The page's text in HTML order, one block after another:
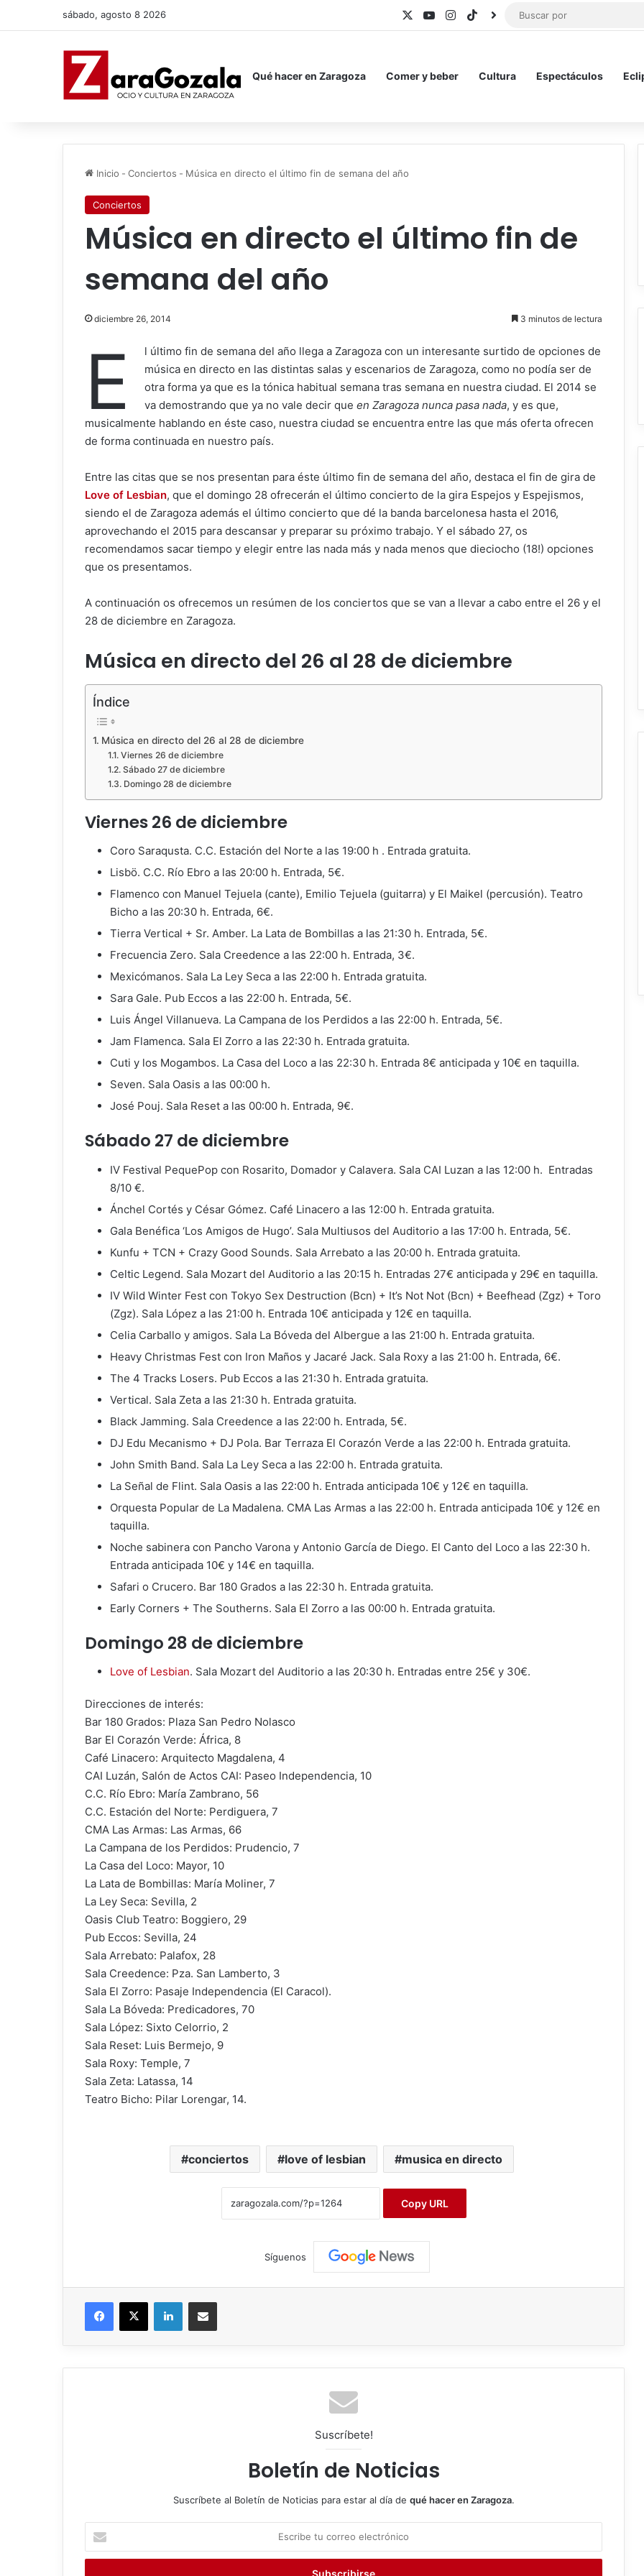
sábado, agosto 8 2026 YouTubeInstagram
TikTokBlueSky
Qué hacer en Zaragoza Comer y beber Cultura Espectáculos
Inicio - Conciertos - Música en directo el último fin de semana del año
Conciertos
Música en directo el último fin de
semana del año
diciembre 26, 2014 3 minutos de lectura
E
l último fin de semana del año llega a Zaragoza con un interesante surtido de opciones de
música en directo en las distintas salas y escenarios de Zaragoza, como no podía ser de
otra forma ya que es la tónica habitual semana tras semana en nuestra ciudad. El 2014 se
va demostrando que ya no vale decir que en Zaragoza nunca pasa nada, y es que,
musicalmente hablando en éste caso, nuestra ciudad se encuentra entre las que más oferta ofrecen
de forma continuada en nuestro país.
Entre las citas que se nos presentan para éste último fin de semana del año, destaca el fin de gira de
Love of Lesbian, que el domingo 28 ofrecerán el último concierto de la gira Espejos y Espejismos,
siendo el de Zaragoza además el último concierto que dé la banda barcelonesa hasta el 2016,
aprovechando el 2015 para descansar y preparar su próximo trabajo. Y el sábado 27, os
recomendamos sacar tiempo y elegir entre las nada más y nada menos que dieciocho (18!) opciones
que os presentamos.
A continuación os ofrecemos un resúmen de los conciertos que se van a llevar a cabo entre el 26 y el
28 de diciembre en Zaragoza.
Música en directo del 26 al 28 de diciembre
Índice
Música en directo del 26 al 28 de diciembre
Viernes 26 de diciembre
Sábado 27 de diciembre
Domingo 28 de diciembre
Viernes 26 de diciembre
Coro Saraqusta. C.C. Estación del Norte a las 19:00 h . Entrada gratuita.
Lisbö. C.C. Río Ebro a las 20:00 h. Entrada, 5€.
Flamenco con Manuel Tejuela (cante), Emilio Tejuela (guitarra) y El Maikel (percusión). Teatro
Bicho a las 20:30 h. Entrada, 6€.
Tierra Vertical + Sr. Amber. La Lata de Bombillas a las 21:30 h. Entrada, 5€.
Frecuencia Zero. Sala Creedence a las 22:00 h. Entrada, 3€.
Mexicómanos. Sala La Ley Seca a las 22:00 h. Entrada gratuita.
Sara Gale. Pub Eccos a las 22:00 h. Entrada, 5€.
Luis Ángel Villanueva. La Campana de los Perdidos a las 22:00 h. Entrada, 5€.
Jam Flamenca. Sala El Zorro a las 22:30 h. Entrada gratuita.
Cuti y los Mogambos. La Casa del Loco a las 22:30 h. Entrada 8€ anticipada y 10€ en taquilla.
Seven. Sala Oasis a las 00:00 h.
José Pouj. Sala Reset a las 00:00 h. Entrada, 9€.
Sábado 27 de diciembre
IV Festival PequePop con Rosarito, Domador y Calavera. Sala CAI Luzan a las 12:00 h. Entradas
8/10 €.
Ánchel Cortés y César Gómez. Café Linacero a las 12:00 h. Entrada gratuita.
Gala Benéfica ‘Los Amigos de Hugo’. Sala Multiusos del Auditorio a las 17:00 h. Entrada, 5€.
Kunfu + TCN + Crazy Good Sounds. Sala Arrebato a las 20:00 h. Entrada gratuita.
Celtic Legend. Sala Mozart del Auditorio a las 20:15 h. Entradas 27€ anticipada y 29€ en taquilla.
IV Wild Winter Fest con Tokyo Sex Destruction (Bcn) + It’s Not Not (Bcn) + Beefhead (Zgz) + Toro
(Zgz). Sala López a las 21:00 h. Entrada 10€ anticipada y 12€ en taquilla.
Celia Carballo y amigos. Sala La Bóveda del Albergue a las 21:00 h. Entrada gratuita.
Heavy Christmas Fest con Iron Maños y Jacaré Jack. Sala Roxy a las 21:00 h. Entrada, 6€.
The 4 Tracks Losers. Pub Eccos a las 21:30 h. Entrada gratuita.
Vertical. Sala Zeta a las 21:30 h. Entrada gratuita.
Black Jamming. Sala Creedence a las 22:00 h. Entrada, 5€.
DJ Edu Mecanismo + DJ Pola. Bar Terraza El Corazón Verde a las 22:00 h. Entrada gratuita.
John Smith Band. Sala La Ley Seca a las 22:00 h. Entrada gratuita.
La Señal de Flint. Sala Oasis a las 22:00 h. Entrada anticipada 10€ y 12€ en taquilla.
Orquesta Popular de La Madalena. CMA Las Armas a las 22:00 h. Entrada anticipada 10€ y 12€ en
taquilla.
Noche sabinera con Pancho Varona y Antonio García de Diego. El Canto del Loco a las 22:30 h.
Entrada anticipada 10€ y 14€ en taquilla.
Safari o Crucero. Bar 180 Grados a las 22:30 h. Entrada gratuita.
Early Corners + The Southerns. Sala El Zorro a las 00:00 h. Entrada gratuita.
Domingo 28 de diciembre
Love of Lesbian. Sala Mozart del Auditorio a las 20:30 h. Entradas entre 25€ y 30€.
Direcciones de interés:
Bar 180 Grados: Plaza San Pedro Nolasco
Bar El Corazón Verde: África, 8
Café Linacero: Arquitecto Magdalena, 4
CAI Luzán, Salón de Actos CAI: Paseo Independencia, 10
C.C. Río Ebro: María Zambrano, 56
C.C. Estación del Norte: Perdiguera, 7
CMA Las Armas: Las Armas, 66
La Campana de los Perdidos: Prudencio, 7
La Casa del Loco: Mayor, 10
La Lata de Bombillas: María Moliner, 7
La Ley Seca: Sevilla, 2
Oasis Club Teatro: Boggiero, 29
Pub Eccos: Sevilla, 24
Sala Arrebato: Palafox, 28
Sala Creedence: Pza. San Lamberto, 3
Sala El Zorro: Pasaje Independencia (El Caracol).
Sala La Bóveda: Predicadores, 70
Sala López: Sixto Celorrio, 2
Sala Reset: Luis Bermejo, 9
Sala Roxy: Temple, 7
Sala Zeta: Latassa, 14
Teatro Bicho: Pilar Lorengar, 14.
conciertos love of lesbian musica en directo
Copy URL
Síguenos
Suscríbete!
Boletín de Noticias
Suscríbete al Boletín de Noticias para estar al día de qué hacer en Zaragoza.
c